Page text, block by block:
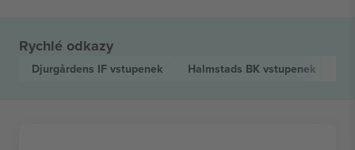
Rychlé odkazy
Djurgårdens IF vstupenek Halmstads BK vstupenek